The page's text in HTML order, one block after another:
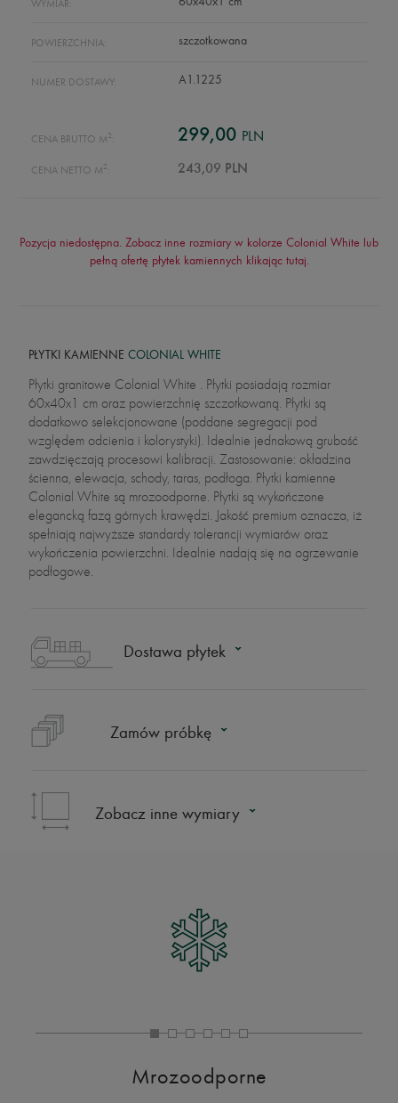
WYMIAR:
POWIERZCHNIA: szczotkowana
NUMER DOSTAWY: A1.1225
CENA BRUTTO M2: 299,00 PLN
CENA NETTO M2: 243,09 PLN
Pozycja niedostępna. Zobacz inne rozmiary w kolorze Colonial White lub
pełną ofertę płytek kamiennych klikając tutaj.
PŁYTKI KAMIENNE COLONIAL WHITE
Płytki granitowe Colonial White . Płytki posiadają rozmiar
60x40x1 cm oraz powierzchnię szczotkowaną. Płytki są
dodatkowo selekcjonowane (poddane segregacji pod
względem odcienia i kolorystyki). Idealnie jednakową grubość
zawdzięczają procesowi kalibracji. Zastosowanie: okładzina
ścienna, elewacja, schody, taras, podłoga. Płytki kamienne
Colonial White są mrozoodporne. Płytki są wykończone
elegancką fazą górnych krawędzi. Jakość premium oznacza, iż
spełniają najwyższe standardy tolerancji wymiarów oraz
wykończenia powierzchni. Idealnie nadają się na ogrzewanie
podłogowe.
Dostawa płytek
Zamów próbkę
Zobacz inne wymiary
Mrozoodporne